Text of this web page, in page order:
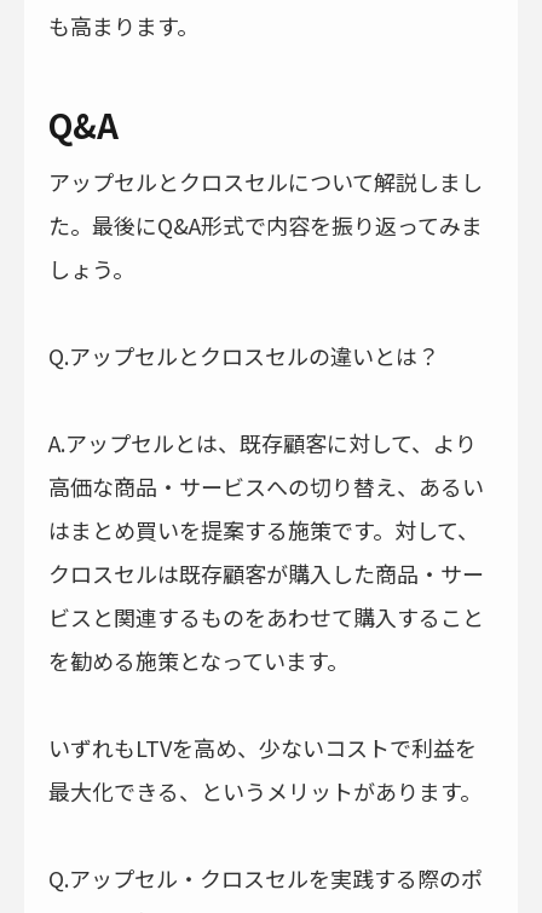
も高まります。
Q&A
アップセルとクロスセルについて解説しまし
た。最後にQ&A形式で内容を振り返ってみま
しょう。
Q.アップセルとクロスセルの違いとは？
A.アップセルとは、既存顧客に対して、より
高価な商品・サービスへの切り替え、あるい
はまとめ買いを提案する施策です。対して、
クロスセルは既存顧客が購入した商品・サー
ビスと関連するものをあわせて購入すること
を勧める施策となっています。
いずれもLTVを高め、少ないコストで利益を
最大化できる、というメリットがあります。
Q.アップセル・クロスセルを実践する際のポ